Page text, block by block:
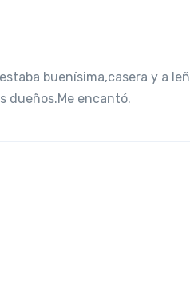
buenísima,casera y a
dueños.Me encantó.